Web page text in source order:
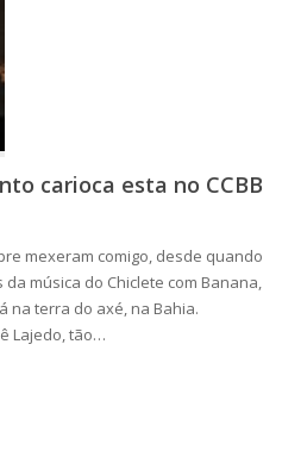
carioca esta no CCBB
mexeram comigo, desde quando
música do Chiclete com Banana,
na terra do axé, na Bahia.
Lajedo, tão…